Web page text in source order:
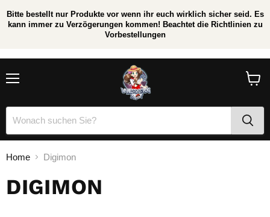
Bitte bestellt nur Produkte vor wenn ihr euch wirklich sicher seid. Es
kann immer zu Verzögerungen kommen! Beachtet die Richtlinien zu
Vorbestellungen
Home Digimon
DIGIMON